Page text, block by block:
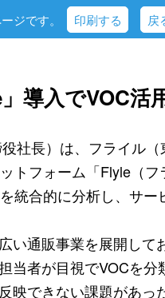
ジです。 印刷する 戻
導入でVOC活
社長）は、フライル
トフォーム「Flyle（
統合的に分析し、サ
い通販事業を展開して
当者が目視でVOCを
映できない課題があっ